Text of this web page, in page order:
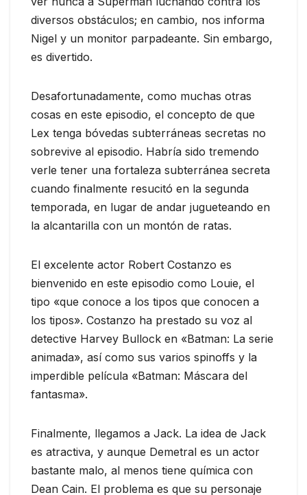
diversos obstáculos; en cambio, nos informa
Nigel y un monitor parpadeante. Sin embargo,
es divertido.
Desafortunadamente, como muchas otras
cosas en este episodio, el concepto de que
Lex tenga bóvedas subterráneas secretas no
sobrevive al episodio. Habría sido tremendo
verle tener una fortaleza subterránea secreta
cuando finalmente resucitó en la segunda
temporada, en lugar de andar jugueteando en
la alcantarilla con un montón de ratas.
El excelente actor Robert Costanzo es
bienvenido en este episodio como Louie, el
tipo «que conoce a los tipos que conocen a
los tipos». Costanzo ha prestado su voz al
detective Harvey Bullock en «Batman: La serie
animada», así como sus varios spinoffs y la
imperdible película «Batman: Máscara del
fantasma».
Finalmente, llegamos a Jack. La idea de Jack
es atractiva, y aunque Demetral es un actor
bastante malo, al menos tiene química con
Dean Cain. El problema es que su personaje